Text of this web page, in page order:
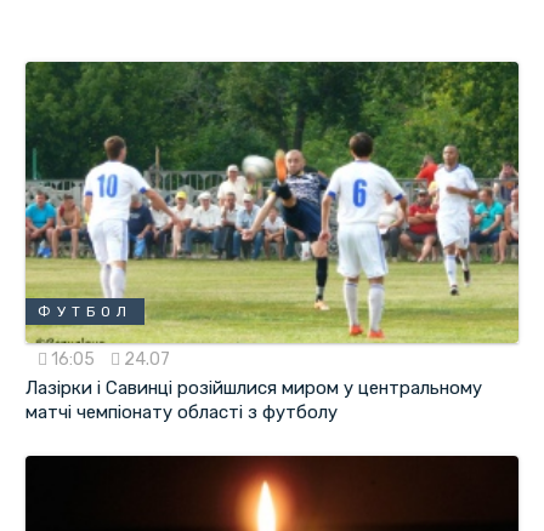
ФУТБОЛ
16:05 24.07
Лазірки і Савинці розійшлися миром у центральному
матчі чемпіонату області з футболу